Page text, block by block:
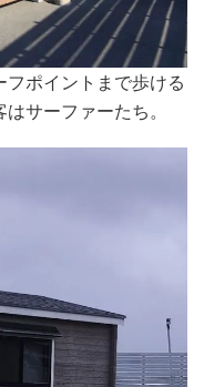
ポイントまで歩ける
サーファーたち。